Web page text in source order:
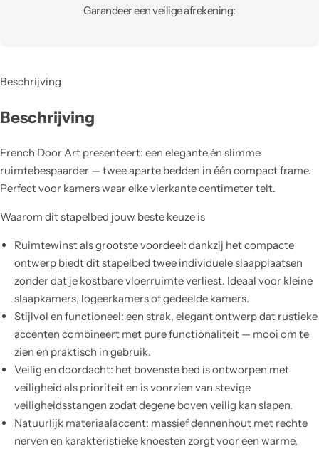
Garandeer een veilige afrekening:
Beschrijving
Beschrijving
French Door Art presenteert: een elegante én slimme
ruimtebespaarder — twee aparte bedden in één compact frame.
Perfect voor kamers waar elke vierkante centimeter telt.
Waarom dit stapelbed jouw beste keuze is
Ruimtewinst als grootste voordeel: dankzij het compacte
ontwerp biedt dit stapelbed twee individuele slaapplaatsen
zonder dat je kostbare vloerruimte verliest. Ideaal voor kleine
slaapkamers, logeerkamers of gedeelde kamers.
Stijlvol en functioneel: een strak, elegant ontwerp dat rustieke
accenten combineert met pure functionaliteit — mooi om te
zien en praktisch in gebruik.
Veilig en doordacht: het bovenste bed is ontworpen met
veiligheid als prioriteit en is voorzien van stevige
veiligheidsstangen zodat degene boven veilig kan slapen.
Natuurlijk materiaalaccent: massief dennenhout met rechte
nerven en karakteristieke knoesten zorgt voor een warme,